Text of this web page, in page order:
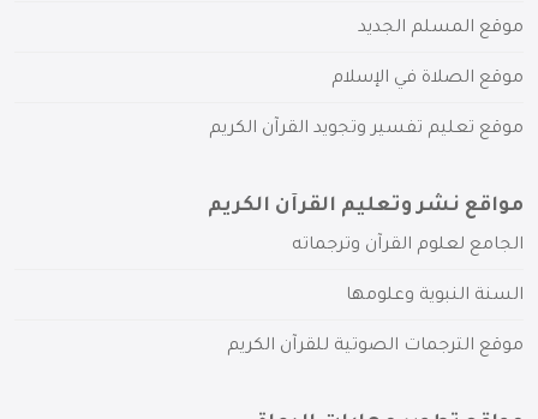
موقع المسلم الجديد
موقع الصلاة في الإسلام
موقع تعليم تفسير وتجويد القرآن الكريم
مواقع نشر وتعليم القرآن الكريم
الجامع لعلوم القرآن وترجماته
السنة النبوية وعلومها
موقع الترجمات الصوتية للقرآن الكريم